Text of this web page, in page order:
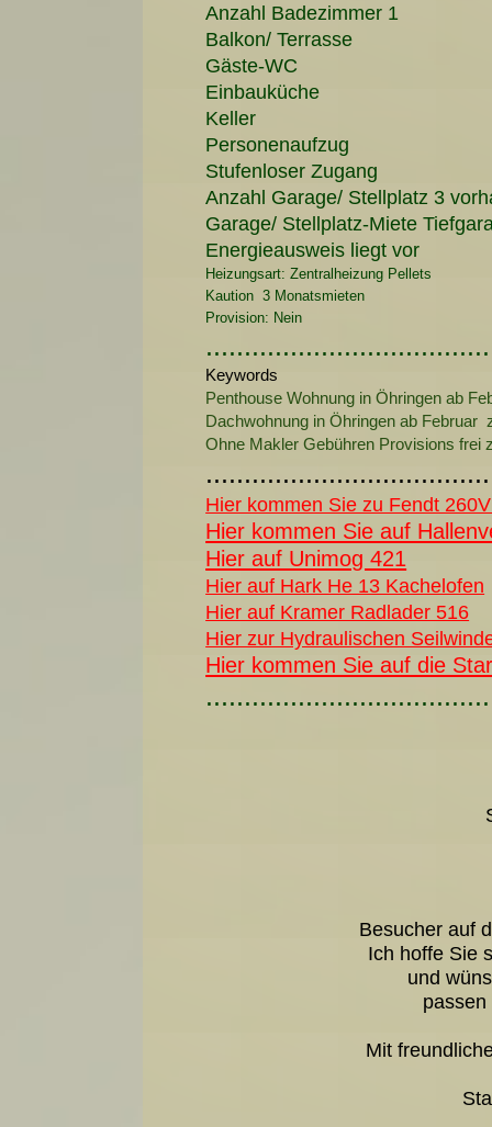
Anzahl Badezimmer 1
Balkon/ Terrasse
Gäste-WC
Einbauküche
Keller
Personenaufzug
Stufenloser Zugang
Anzahl Garage/ Stellplatz 3
Garage/ Stellplatz-Miete
Energieausweis liegt vor
Heizungsart: Zentralheizung Pellets
Kaution 3 Monatsmieten
Provision: Nein
Keywords
Penthouse Wohnung in Öhringen ab
Dachwohnung in Öhringen ab Februar
Ohne Makler Gebühren Provisions frei
Hier kommen Sie zu Fendt
Hier kommen Sie auf
Hier auf Unimog 421
Hier auf Hark He 13 Kachelofen
Hier auf Kramer Radlader 516
Hier zur Hydraulischen
Hier kommen Sie auf die
Besucher auf
Ich hoffe Sie
und
Mit